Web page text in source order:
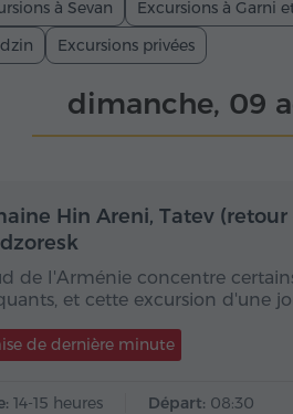
à Sevan Excursions à Garni
Excursions privées
dimanche, 09
Toute la journée
Hin Areni, Tatev
de l'Arménie concentre
et cette excursion d'une
de dernière minute
14-15 heures Départ: 08:30